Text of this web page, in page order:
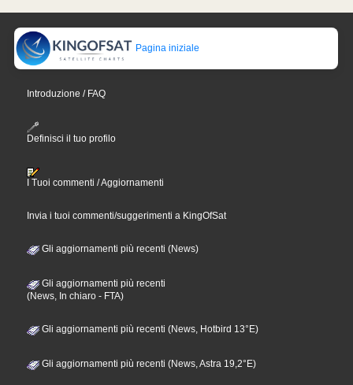
Pagina iniziale
Introduzione / FAQ
Definisci il tuo profilo
I Tuoi commenti / Aggiornamenti
Invia i tuoi commenti/suggerimenti a KingOfSat
Gli aggiornamenti più recenti (News)
Gli aggiornamenti più recenti
(News, In chiaro - FTA)
Gli aggiornamenti più recenti (News, Hotbird 13°E)
Gli aggiornamenti più recenti (News, Astra 19,2°E)